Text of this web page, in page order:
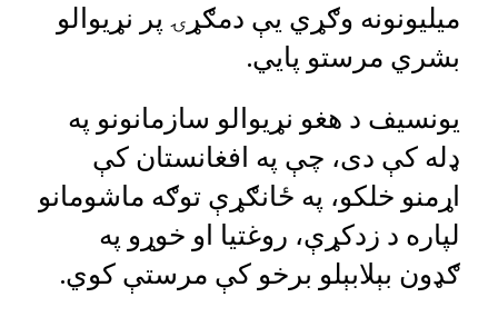
میلیونونه وګړي یې دمګړۍ پر نړیوالو
بشري مرستو پايي.
یونسیف د هغو نړیوالو سازمانونو په
ډله کې دی، چې په افغانستان کې
اړمنو خلکو، په ځانګړې توګه ماشومانو
لپاره د زدکړې، روغتیا او خوړو په
ګډون بېلابېلو برخو کې مرستې کوي.‌